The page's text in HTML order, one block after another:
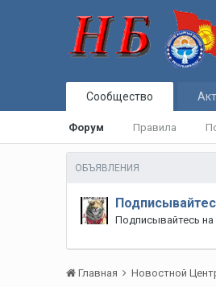
Сообщество
Форум Правила
ОБЪЯВЛЕНИЯ
Подписывайтесь
Главная Новостной